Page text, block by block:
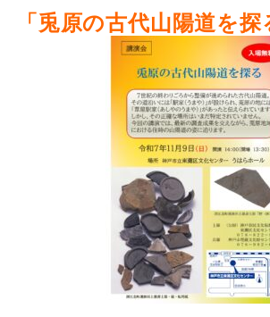
「兎原の古代山陽道を探